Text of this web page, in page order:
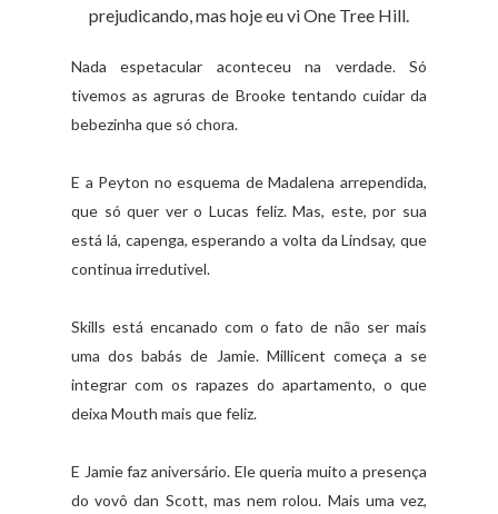
prejudicando, mas hoje eu vi One Tree Hill.
Nada espetacular aconteceu na verdade. Só
tivemos as agruras de Brooke tentando cuidar da
bebezinha que só chora.
E a Peyton no esquema de Madalena arrependida,
que só quer ver o Lucas feliz. Mas, este, por sua
está lá, capenga, esperando a volta da Lindsay, que
continua irredutivel.
Skills está encanado com o fato de não ser mais
uma dos babás de Jamie. Millicent começa a se
integrar com os rapazes do apartamento, o que
deixa Mouth mais que feliz.
E Jamie faz aniversário. Ele queria muito a presença
do vovô dan Scott, mas nem rolou. Mais uma vez,